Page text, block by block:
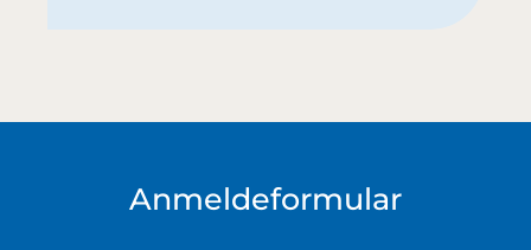
Anmeldeformular